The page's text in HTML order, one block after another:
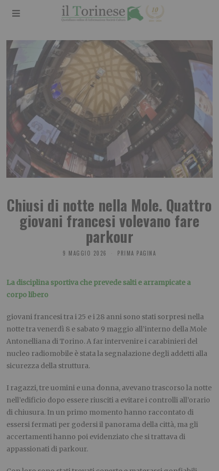
Chiusi di notte nella Mole. Quattro
giovani francesi volevano fare
parkour
9 MAGGIO 2026 PRIMA PAGINA
La disciplina sportiva che prevede salti e arrampicate a
corpo libero
giovani francesi tra i 25 e i 28 anni sono stati sorpresi nella
notte tra venerdì 8 e sabato 9 maggio all’interno dellaMole
Antonelliana diTorino. A far intervenire i carabinieri del
nucleo radiomobile è stata la segnalazione degli addetti alla
sicurezza della struttura.
I ragazzi, tre uomini e una donna, avevano trascorso la notte
nell’edificio dopo essere riusciti a evitare i controlli all’orario
di chiusura. In un primo momento hanno raccontato di
essersi fermati per godersi il panorama della città, ma gli
accertamenti hanno poi evidenziato che si trattava di
appassionati di parkour.